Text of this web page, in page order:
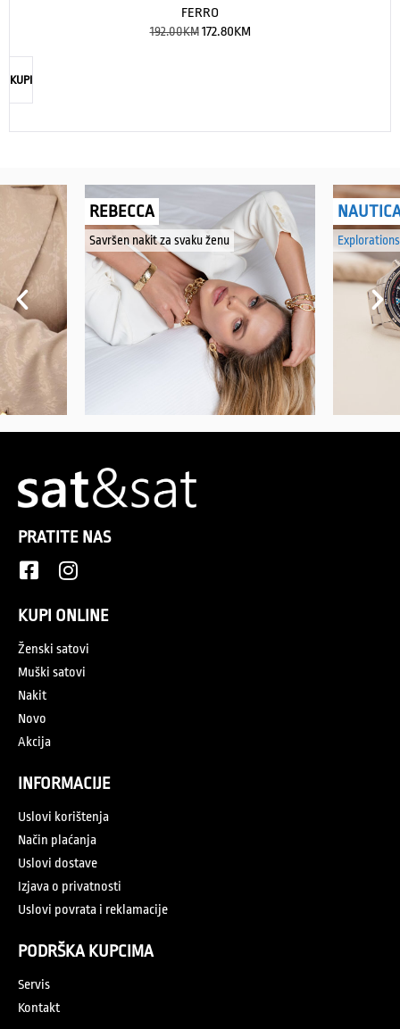
FERRO
192.00KM 172.80KM
KUPI
REBECCA
Savršen nakit za svaku ženu
PRATITE NAS
KUPI ONLINE
Ženski satovi
Muški satovi
Nakit
Novo
Akcija
INFORMACIJE
Uslovi korištenja
Način plaćanja
Uslovi dostave
Izjava o privatnosti
Uslovi povrata i reklamacije
PODRŠKA KUPCIMA
Servis
Kontakt